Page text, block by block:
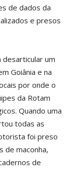
de dados da
e presos
desarticular um
Goiânia e na
por onde o
da Rotam
Quando uma
todas as
foi preso
de maconha,
de